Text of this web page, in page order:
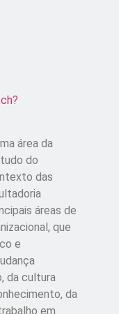
área da
do
das
áreas de
que
e
da cultura
da
em